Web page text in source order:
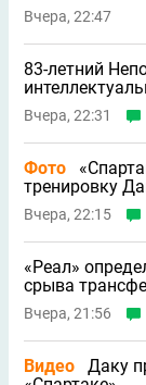
Вчера, 22:47
83-летний
Вчера, 22:31
Фото
тренировку
Вчера, 22:15
«Реал»
срыва
Вчера, 21:56
Видео
Даку